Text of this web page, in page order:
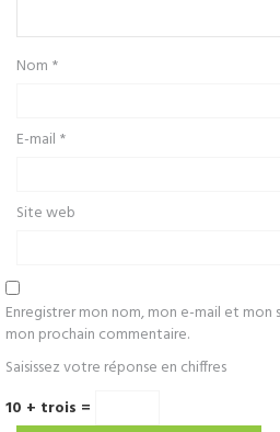
Nom *
E-mail *
Site web
Enregistrer mon nom, mon e-mail et
mon prochain commentaire.
Saisissez votre réponse en chiffres
10 + trois =